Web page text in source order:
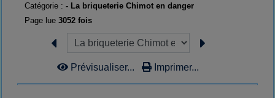
Catégorie :- La briqueterie Chimot en danger
Page lue3052 fois
Prévisualiser... Imprimer...